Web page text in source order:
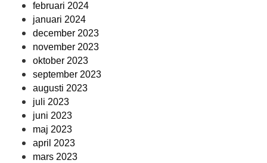
februari 2024
januari 2024
december 2023
november 2023
oktober 2023
september 2023
augusti 2023
juli 2023
juni 2023
maj 2023
april 2023
mars 2023